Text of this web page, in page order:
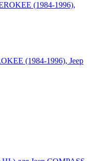
(1984-1996), Jeep